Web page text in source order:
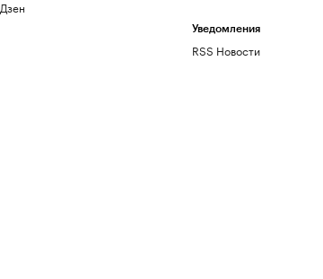
Дзен
Уведомления
RSS Новости